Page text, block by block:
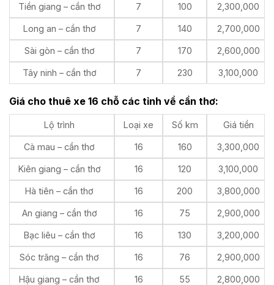
Tiền giang – cần thơ 7 100 2,300,000
Long an – cần thơ 7 140 2,700,000
Sài gòn – cần thơ 7 170 2,600,000
Tây ninh – cần thơ 7 230 3,100,000
Giá cho thuê xe 16 chỗ các tỉnh về cần thơ:
Lộ trình Loại xe Số km Giá tiền
Cà mau – cần thơ 16 160 3,300,000
Kiên giang – cần thơ 16 120 3,100,000
Hà tiên – cần thơ 16 200 3,800,000
An giang – cần thơ 16 75 2,900,000
Bạc liêu – cần thơ 16 130 3,200,000
Sóc trăng – cần thơ 16 76 2,900,000
Hậu giang – cần thơ 16 55 2,800,000